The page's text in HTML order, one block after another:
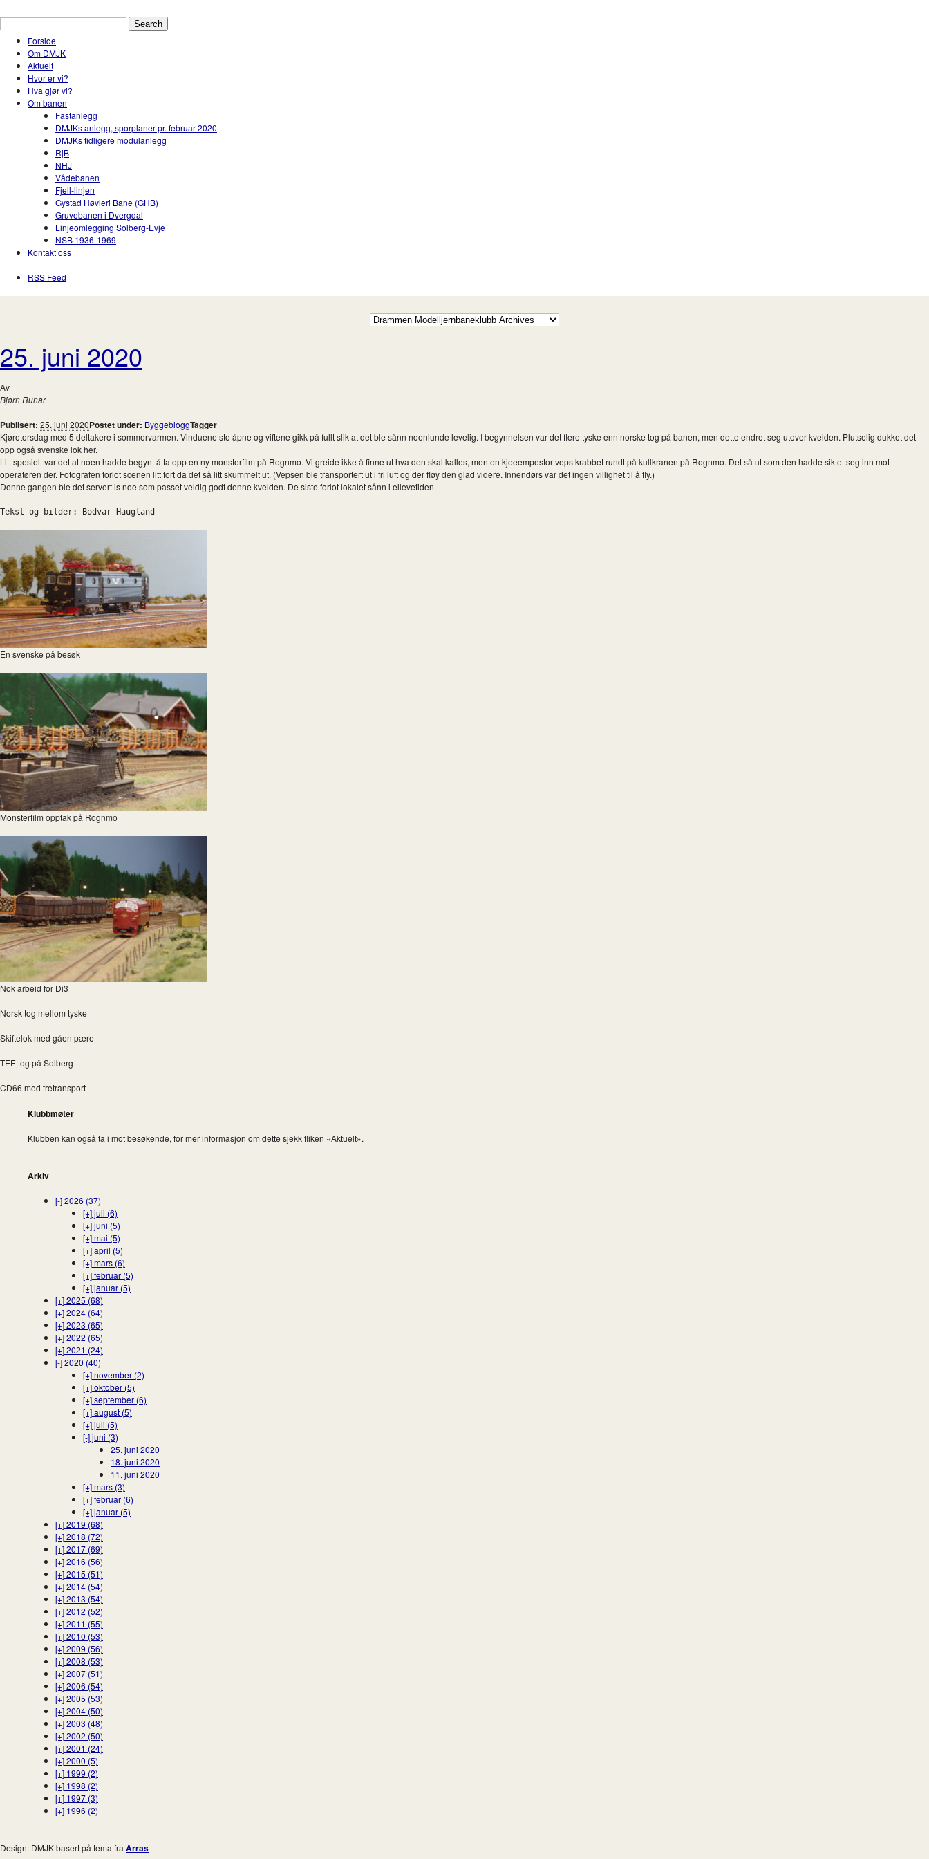
Forside
Om DMJK
Aktuelt
Hvor er vi?
Hva gjør vi?
Om banen
Fastanlegg
DMJKs anlegg, sporplaner pr. februar 2020
DMJKs tidligere modulanlegg
RjB
NHJ
Vådebanen
Fjell-linjen
Gystad Høvleri Bane (GHB)
Gruvebanen i Dvergdal
Linjeomlegging Solberg-Evje
NSB 1936-1969
Kontakt oss
RSS Feed
25. juni 2020
Av
Bjørn Runar
Publisert: 25. juni 2020Postet under: ByggebloggTagger
Kjøretorsdag med 5 deltakere i sommervarmen. Vinduene sto åpne og viftene gikk på fullt slik at det ble sånn noenlunde levelig. I begynnelsen var det flere tyske enn norske tog på banen, men dette endret seg utover kvelden. Plutselig dukket det
opp også svenske lok her.
Litt spesielt var det at noen hadde begynt å ta opp en ny monsterfilm på Rognmo. Vi greide ikke å finne ut hva den skal kalles, men en kjeeempestor veps krabbet rundt på kullkranen på Rognmo. Det så ut som den hadde siktet seg inn mot
operatøren der. Fotografen forlot scenen litt fort da det så litt skummelt ut. (Vepsen ble transportert ut i fri luft og der fløy den glad videre. Innendørs var det ingen villighet til å fly.)
Denne gangen ble det servert is noe som passet veldig godt denne kvelden. De siste forlot lokalet sånn i ellevetiden.
Tekst og bilder: Bodvar Haugland
En svenske på besøk
Monsterfilm opptak på Rognmo
Nok arbeid for Di3
Norsk tog mellom tyske
Skiftelok med gåen pære
TEE tog på Solberg
CD66 med tretransport
Klubbmøter
Klubben kan også ta i mot besøkende, for mer informasjon om dette sjekk fliken «Aktuelt».
Arkiv
[-]2026 (37)
[+]juli (6)
[+]juni (5)
[+]mai (5)
[+]april (5)
[+]mars (6)
[+]februar (5)
[+]januar (5)
[+]2025 (68)
[+]2024 (64)
[+]2023 (65)
[+]2022 (65)
[+]2021 (24)
[-]2020 (40)
[+]november (2)
[+]oktober (5)
[+]september (6)
[+]august (5)
[+]juli (5)
[-]juni (3)
25. juni 2020
18. juni 2020
11. juni 2020
[+]mars (3)
[+]februar (6)
[+]januar (5)
[+]2019 (68)
[+]2018 (72)
[+]2017 (69)
[+]2016 (56)
[+]2015 (51)
[+]2014 (54)
[+]2013 (54)
[+]2012 (52)
[+]2011 (55)
[+]2010 (53)
[+]2009 (56)
[+]2008 (53)
[+]2007 (51)
[+]2006 (54)
[+]2005 (53)
[+]2004 (50)
[+]2003 (48)
[+]2002 (50)
[+]2001 (24)
[+]2000 (5)
[+] 1999 (2)
[+] 1998 (2)
[+] 1997 (3)
[+] 1996 (2)
Design: DMJK basert på tema fra Arras